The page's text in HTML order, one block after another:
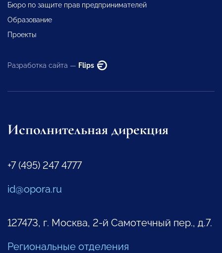
Бюро по защите прав предпринимателей
Образование
Проекты
Разработка сайта — Flips
Исполнительная дирекция
+7 (495) 247 4777
id@opora.ru
127473, г. Москва, 2-й Самотечный пер., д.7.
Региональные отделения